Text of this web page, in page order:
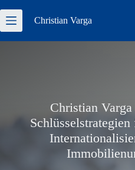
Inhalt
springen
Christian Varga
Christian